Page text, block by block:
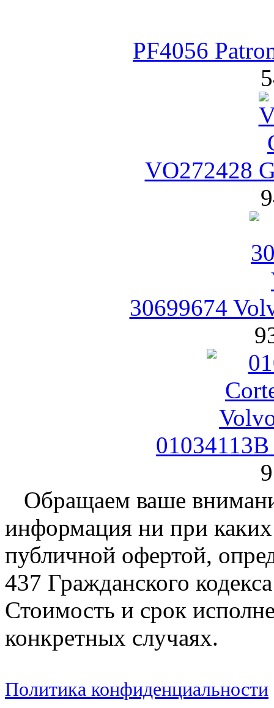
PF4056
VO272428
30699674
Обращаем ваше
информация ни при каких
публичной офертой,
437 Гражданского
Стоимость и срок
конкретных случаях.
Политика конфиденциальности